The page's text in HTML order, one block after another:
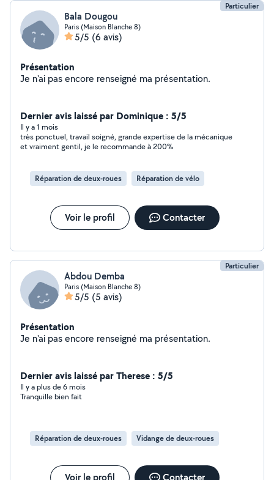
Particulier
Bala Dougou
Paris (Maison Blanche 8)
5/5 (6 avis)
Présentation
Je n'ai pas encore renseigné ma présentation.
Dernier avis laissé par Dominique : 5/5
Il y a 1 mois
très ponctuel, travail soigné, grande expertise de la mécanique
et vraiment gentil, je le recommande à 200%
Réparation de deux-roues Réparation de vélo
Voir le profil Contacter
Particulier
Abdou Demba
Paris (Maison Blanche 8)
5/5 (5 avis)
Présentation
Je n'ai pas encore renseigné ma présentation.
Dernier avis laissé par Therese : 5/5
Il y a plus de 6 mois
Tranquille bien fait
Réparation de deux-roues Vidange de deux-roues
Voir le profil Contacter